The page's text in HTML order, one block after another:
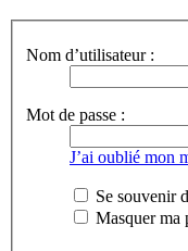
Nom d’utilisateur :
Mot de passe :
J’ai oublié mon
Se souvenir
Masquer ma